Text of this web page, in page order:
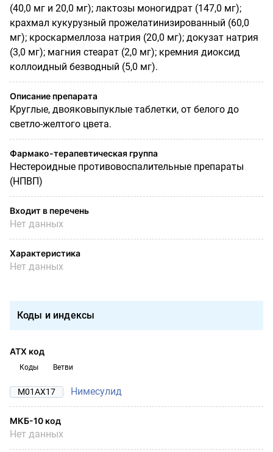
(40,0 мг и 20,0 мг); лактозы моногидрат (147,0 мг);
крахмал кукурузный прожелатинизированный (60,0
мг); кроскармеллоза натрия (20,0 мг); докузат натрия
(3,0 мг); магния стеарат (2,0 мг); кремния диоксид
коллоидный безводный (5,0 мг).
Описание препарата
Круглые, двояковыпуклые таблетки, от белого до
светло-желтого цвета.
Фармако-терапевтическая группа
Нестероидные противовоспалительные препараты
(НПВП)
Входит в перечень
Нет данных
Характеристика
Нет данных
Коды и индексы
АТХ код
Коды Ветви
M01AX17 Нимесулид
МКБ-10 код
Нет данных